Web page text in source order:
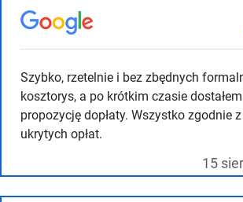
Szybko, rzetelnie i bez zbędnych
kosztorys, a po krótkim czasie
propozycję dopłaty. Wszystko zgodnie
ukrytych opłat.
15